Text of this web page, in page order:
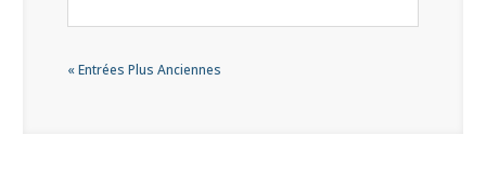
« Entrées Plus Anciennes